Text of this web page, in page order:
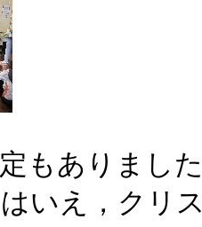
もありまし
いえ，クリ